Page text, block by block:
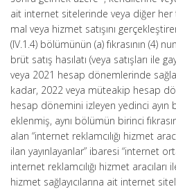
ait internet sitelerinde veya diğer
mal veya hizmet satışını
(IV.1.4) bölümünün (a) fıkrasının (4)
brüt satış hasılatı (veya satışları ile
veya 2021 hesap dönemlerinde
kadar, 2022 veya müteakip hesap
hesap dönemini izleyen yedinci ayın
eklenmiş, aynı bölümün birinci
alan “internet reklamcılığı hizmet
ilan yayınlayanlar” ibaresi “internet
internet reklamcılığı hizmet aracıları
hizmet sağlayıcılarına ait internet